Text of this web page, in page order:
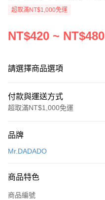
超取滿NT$1,000免運
NT$420 ~ NT$480
請選擇商品選項
付款與運送方式
超取滿NT$1,000免運
信用卡一次付款
LINE Pay
街口支付
品牌
Mr.DADADO
商品特色
商品編號